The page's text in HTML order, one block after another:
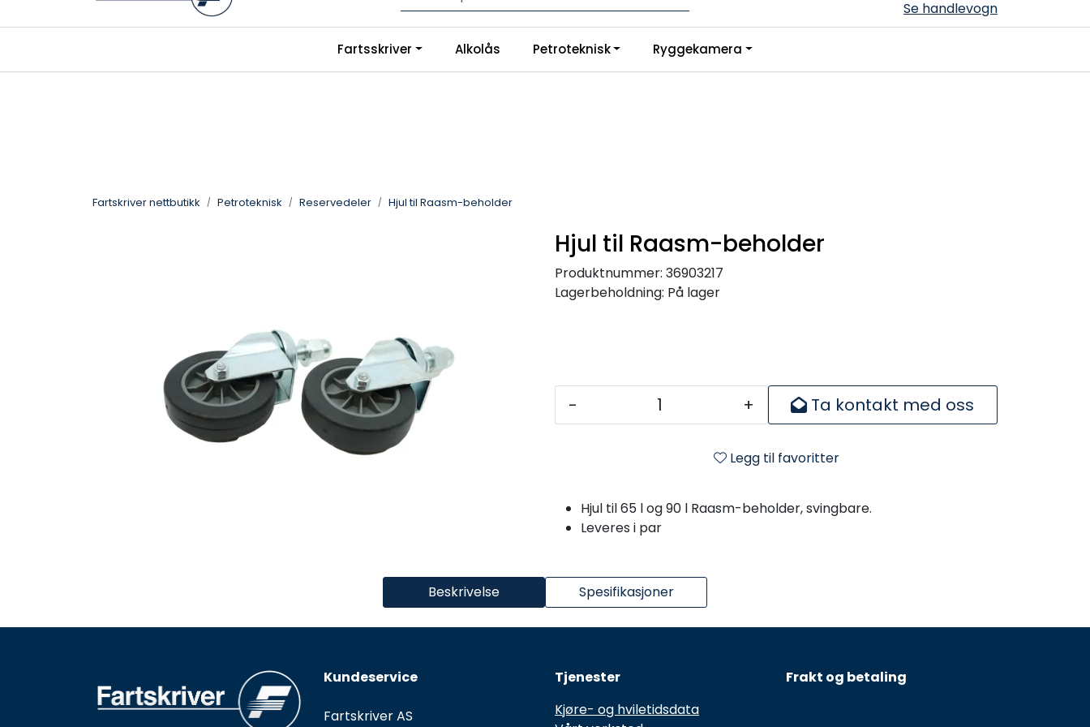
Logg inn for å handle
fartskriver.no | Instagram
Se handlevogn
Fartsskriver Alkolås Petroteknisk Ryggekamera
Fartskriver nettbutikk Petroteknisk Reservedeler Hjul til Raasm-beholder
Hjul til Raasm-beholder
Produktnummer: 36903217
Lagerbeholdning: På lager
- + Ta kontakt med oss
Legg til favoritter
Beskrivelse Spesifikasjoner
Hjul til 65 l og 90 l Raasm-beholder, svingbare.
Leveres i par
Frakt og betaling
Kundeservice
Fartskriver AS
Tjenester
Kjøre- og hviletidsdata